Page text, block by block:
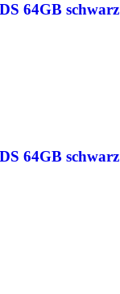
64GB schwarz
64GB schwarz